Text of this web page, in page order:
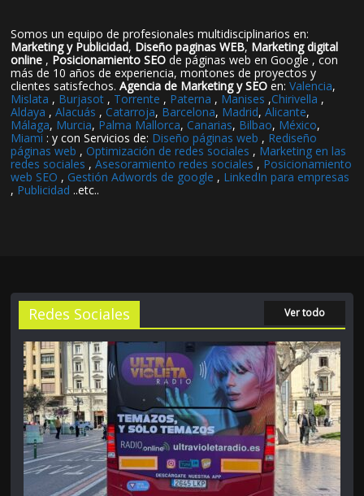
Somos un equipo de profesionales multidisciplinarios en:
Marketing y Publicidad, Diseño paginas WEB, Marketing digital
online , Posicionamiento SEO de páginas web en Google , con
más de 10 años de experiencia, montones de proyectos y
clientes satisfechos.Agencia de Marketing y SEO en:Valencia,
Mislata , Burjasot , Torrente , Paterna , Manises ,Chirivella ,
Aldaya ,Alacuás , Catarroja, Barcelona, Madrid,Alicante,
Málaga, Murcia, Palma Mallorca, Canarias, Bilbao, México,
Miami : y con Servicios de: Diseño páginas web , Rediseño
páginas web , Optimización de redes sociales , Marketing en las
redes sociales ,Asesoramiento redes sociales , Posicionamiento
web SEO , Gestión Adwords de google , LinkedIn para empresas
, Publicidad ..etc..
Redes Sociales Ver todo